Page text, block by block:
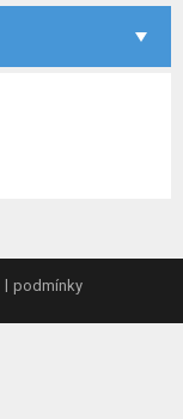
podmínky